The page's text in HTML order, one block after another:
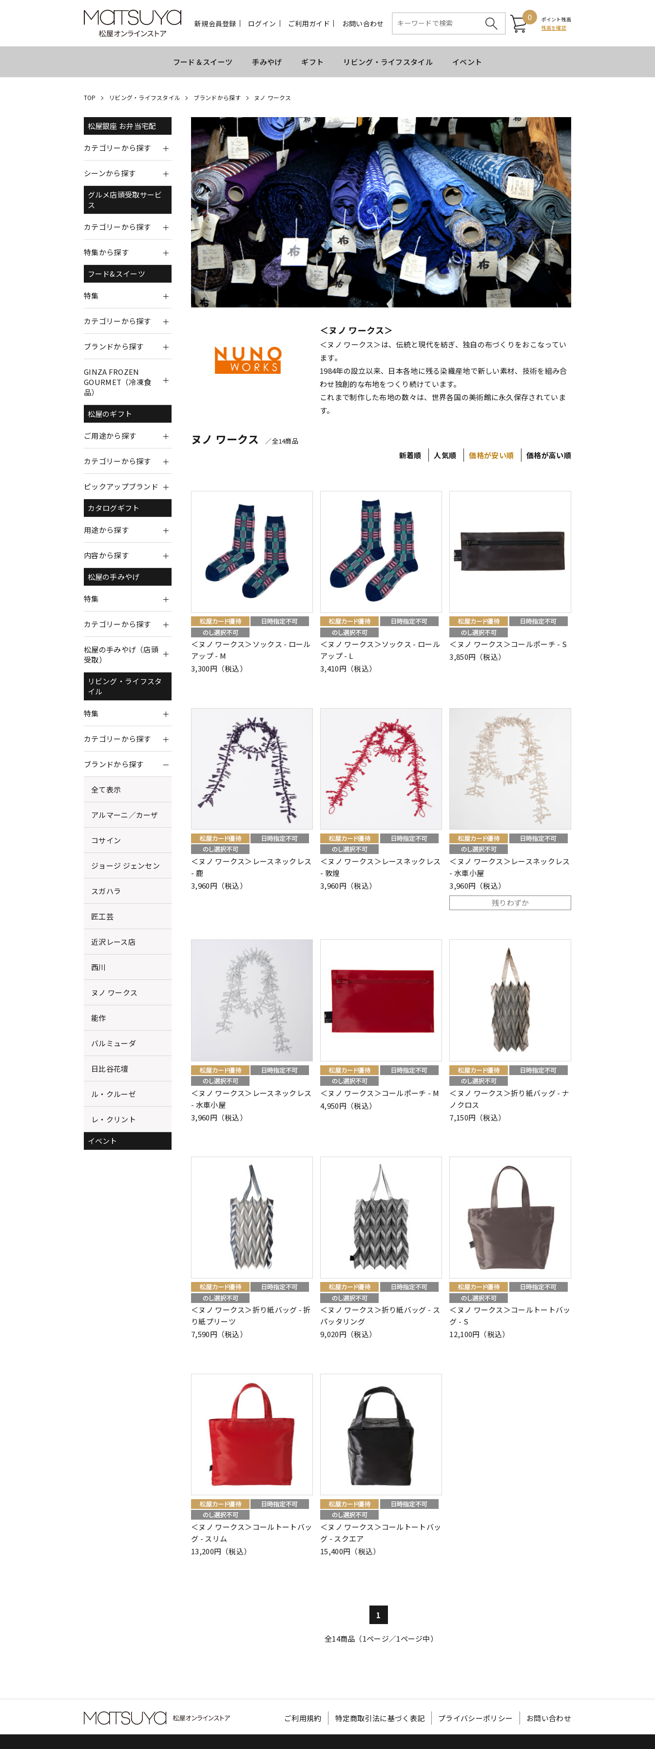
新規会員登録 ログイン ご利用ガイド お問い合わせ
0
ポイント残高
残高を確認
フード＆スイーツ 手みやげ ギフト リビング・ライフスタイル イベント
TOP リビング・ライフスタイル ブランドから探す ヌノ ワークス
松屋銀座 お弁当宅配
カテゴリーから探す
シーンから探す
グルメ店頭受取サービ
ス
カテゴリーから探す
特集から探す
フード&スイーツ
特集
カテゴリーから探す
ブランドから探す
GINZA FROZEN
GOURMET（冷凍食
品）
松屋のギフト
ご用途から探す
カテゴリーから探す
ピックアップブランド
カタログギフト
用途から探す
内容から探す
松屋の手みやげ
特集
カテゴリーから探す
松屋の手みやげ（店頭
受取）
リビング・ライフスタ
イル
特集
カテゴリーから探す
ブランドから探す
全て表示
アルマーニ／カーザ
コサイン
ジョージ ジェンセン
スガハラ
匠工芸
近沢レース店
西川
ヌノ ワークス
能作
バルミューダ
日比谷花壇
ル・クルーゼ
レ・クリント
イベント
＜ヌノ ワークス＞
＜ヌノ ワークス＞は、伝統と現代を紡ぎ、独自の布づくりをおこなってい
ます。
1984年の設立以来、日本各地に残る染織産地で新しい素材、技術を組み合
わせ独創的な布地をつくり続けています。
これまで制作した布地の数々は、世界各国の美術館に永久保存されていま
す。
ヌノ ワークス ／全14商品
新着順 人気順 価格が安い順 価格が高い順
＜ヌノ ワークス＞ソックス - ロール
アップ - M
3,300円（税込）
＜ヌノ ワークス＞ソックス - ロール
アップ - L
3,410円（税込）
＜ヌノ ワークス＞コールポーチ - S
3,850円（税込）
＜ヌノ ワークス＞レースネックレス
- 鹿
3,960円（税込）
＜ヌノ ワークス＞レースネックレス
- 敦煌
3,960円（税込）
＜ヌノ ワークス＞レースネックレス
- 水車小屋
3,960円（税込）
残りわずか
＜ヌノ ワークス＞レースネックレス
- 水車小屋
3,960円（税込）
＜ヌノ ワークス＞コールポーチ - M
4,950円（税込）
＜ヌノ ワークス＞折り紙バッグ - ナ
ノクロス
7,150円（税込）
＜ヌノ ワークス＞折り紙バッグ - 折
り紙プリーツ
7,590円（税込）
＜ヌノ ワークス＞折り紙バッグ - ス
パッタリング
9,020円（税込）
＜ヌノ ワークス＞コールトートバッ
グ - S
12,100円（税込）
＜ヌノ ワークス＞コールトートバッ
グ - スリム
13,200円（税込）
＜ヌノ ワークス＞コールトートバッ
グ - スクエア
15,400円（税込）
1
全14商品（1ページ／1ページ中）
ご利用規約 特定商取引法に基づく表記 プライバシーポリシー お問い合わせ